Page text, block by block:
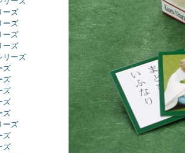
ーズ
ーズ
ーズ
ーズ
リーズ
ズ
ズ
ズ
ズ
ズ
ーズ
ズ
ズ